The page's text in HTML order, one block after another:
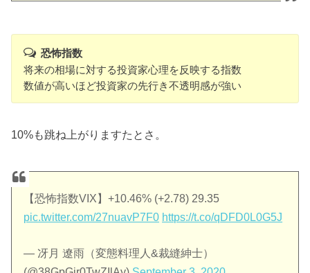
恐怖指数
将来の相場に対する投資家心理を反映する指数
数値が高いほど投資家の先行き不透明感が強い
10%も跳ね上がりますたとさ。
【恐怖指数VIX】+10.46% (+2.78) 29.35
pic.twitter.com/27nuavP7F0 https://t.co/qDFD0L0G5J
— 冴月 遼雨（変態料理人&裁縫紳士）